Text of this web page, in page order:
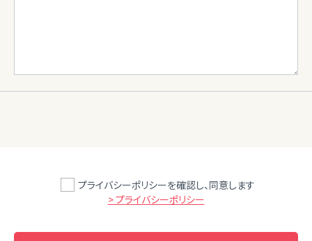
プライバシーポリシーを確認し、同意します
> プライバシーポリシー